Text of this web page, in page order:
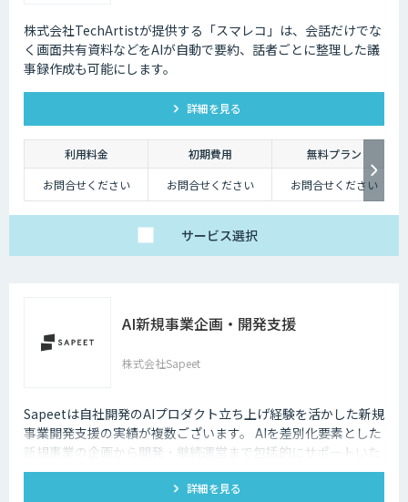
株式会社TechArtistが提供する「スマレコ」は、会話だけでな
く画面共有資料などをAIが自動で要約、話者ごとに整理した議
事録作成も可能にします。
詳細を見る
利用料金 初期費用
無料プラン
お問合せください
お問合せください お問合せください
サービス選択
AI新規事業企画・開発支援
株式会社Sapeet
Sapeetは自社開発のAIプロダクト立ち上げ経験を活かした新規
事業開発支援の実績が複数ございます。 AIを差別化要素とした
新規事業の企画から開発・継続運営まで包括的にサポートいた
します。
詳細を見る